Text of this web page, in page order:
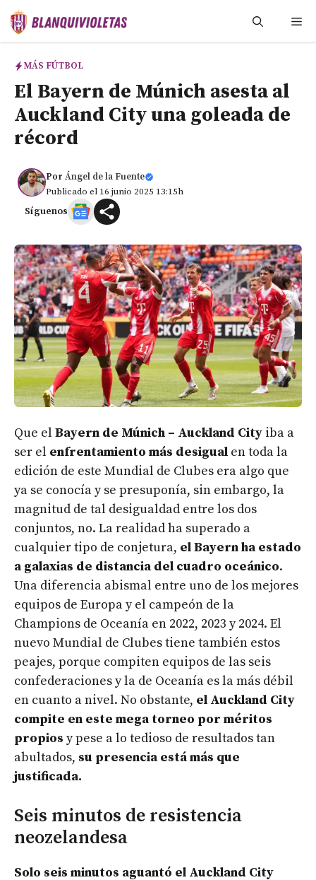
Saltar
MÁS FÚTBOL
El Bayern de Múnich asesta al
Auckland City una goleada de
récord
Por Ángel de la Fuente
Publicado el 16 junio 2025 13:15h
Síguenos
Que el Bayern de Múnich – Auckland City iba a
ser el enfrentamiento más desigual en toda la
edición de este Mundial de Clubes era algo que
ya se conocía y se presuponía, sin embargo, la
magnitud de tal desigualdad entre los dos
conjuntos, no. La realidad ha superado a
cualquier tipo de conjetura, el Bayern ha estado
a galaxias de distancia del cuadro oceánico.
Una diferencia abismal entre uno de los mejores
equipos de Europa y el campeón de la
Champions de Oceanía en 2022, 2023 y 2024. El
nuevo Mundial de Clubes tiene también estos
peajes, porque compiten equipos de las seis
confederaciones y la de Oceanía es la más débil
en cuanto a nivel. No obstante, el Auckland City
compite en este mega torneo por méritos
propios y pese a lo tedioso de resultados tan
abultados, su presencia está más que
justificada.
Seis minutos de resistencia
neozelandesa
Solo seis minutos aguantó el Auckland City